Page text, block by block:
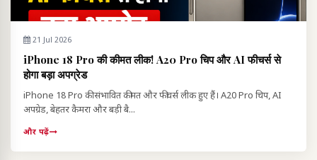
21 Jul 2026
iPhone 18 Pro की कीमत लीक! A20 Pro चिप और AI फीचर्स से
होगा बड़ा अपग्रेड
iPhone 18 Pro की संभावित कीमत और फीचर्स लीक हुए हैं। A20 Pro चिप, AI
अपग्रेड, बेहतर कैमरा और बड़ी बै...
और पढ़ें